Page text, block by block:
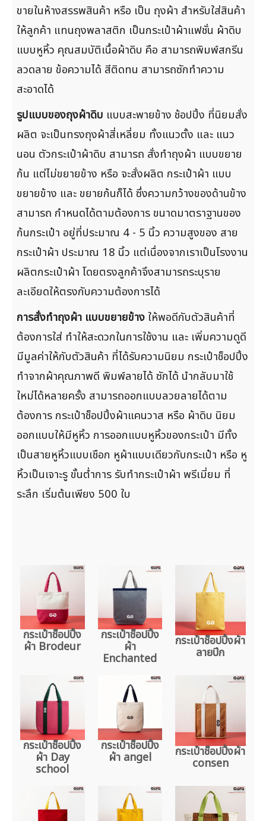
ขายในห้างสรรพสินค้า หรือ เป็น ถุงผ้า สำหรับใส่สินค้า
ให้ลูกค้า แทนถุงพลาสติก เป็นกระเป๋าผ้าแฟชั่น ผ้าดิบ
แบบหูหิ้ว คุณสมบัติเนื้อผ้าดิบ คือ สามารถพิมพ์สกรีน
ลวดลาย ข้อความได้ สีติดทน สามารถซักทำความ
สะอาดได้
รูปแบบของถุงผ้าดิบ แบบสะพายข้าง ช้อปปิ้ง ที่นิยมสั่ง
ผลิต จะเป็นทรงถุงผ้าสี่เหลี่ยม ทั้งแนวตั้ง และ แนว
นอน ตัวกระเป๋าผ้าดิบ สามารถ สั่งทำถุงผ้า แบบขยาย
ก้น แต่ไม่ขยายข้าง หรือ จะสั่งผลิต กระเป๋าผ้า แบบ
ขยายข้าง และ ขยายก้นก็ได้ ซึ่งความกว้างของด้านข้าง
สามารถ กำหนดได้ตามต้องการ ขนาดมาตราฐานของ
ก้นกระเป๋า อยู่ที่ประมาณ 4 - 5 นิ้ว ความสูงของ สาย
กระเป๋าผ้า ประมาณ 18 นิ้ว แต่เนื่องจากเราเป็นโรงงาน
ผลิตกระเป๋าผ้า โดยตรงลูกค้าจึงสามารถระบุราย
ละเอียดให้ตรงกับความต้องการได้
การสั่งทำถุงผ้า แบบขยายข้างให้พอดีกับตัวสินค้าที่
ต้องการใส่ ทำให้สะดวกในการใช้งาน และ เพิ่มความดูดี
มีมูลค่าให้กับตัวสินค้า ที่ได้รับความนิยม กระเป๋าช็อปปิ้ง
ทำจากผ้าคุณภาพดี พิมพ์ลายได้ ซักได้ นำกลับมาใช้
ใหม่ได้หลายครั้ง สามารถออกแบบลวยลายได้ตาม
ต้องการ กระเป๋าช็อปปิ้งผ้าแคนวาส หรือ ผ้าดิบ นิยม
ออกแบบให้มีหูหิ้ว การออกแบบหูหิ้วของกระเป๋า มีทั้ง
เป็นสายหูหิ้วแบบเชือก หูผ้าแบบเดียวกับกระเป๋า หรือ หู
หิ้วเป็นเจาะรู ขั้นต่ำการ รับทำกระเป๋าผ้า พรีเมี่ยม ที่
ระลึก เริ่มต้นเพียง 500 ใบ
กระเป๋าช็อปปิ้ง
ผ้า Brodeur
กระเป๋าช็อปปิ้ง
ผ้า
Enchanted
กระเป๋าช็อปปิ้งผ้า
ลายปีก
กระเป๋าช็อปปิ้ง
ผ้า Day
school
กระเป๋าช็อปปิ้ง
ผ้า angel กระเป๋าช็อปปิ้งผ้า
consen